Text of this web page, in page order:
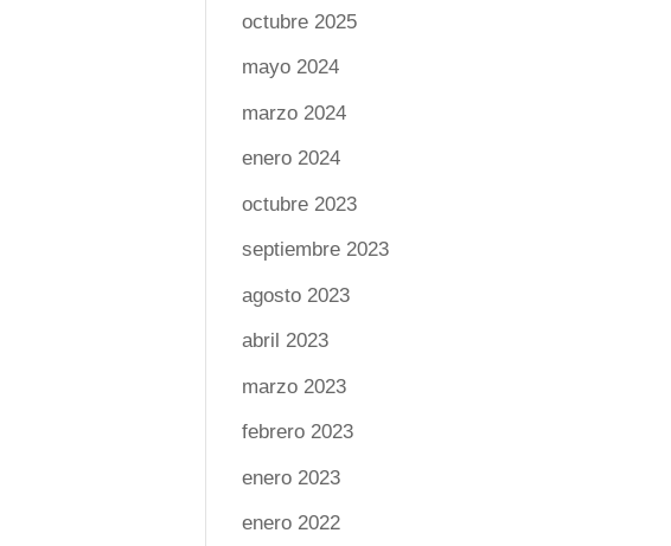
octubre 2025
mayo 2024
marzo 2024
enero 2024
octubre 2023
septiembre 2023
agosto 2023
abril 2023
marzo 2023
febrero 2023
enero 2023
enero 2022